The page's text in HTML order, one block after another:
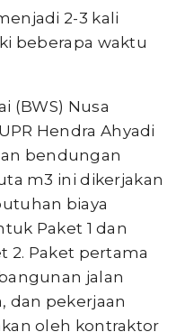
2-3 kali
beberapa waktu
(BWS) Nusa
Hendra Ahyadi
bendungan
m3 ini dikerjakan
biaya
Paket 1 dan
2. Paket pertama
jalan
dan pekerjaan
oleh kontraktor